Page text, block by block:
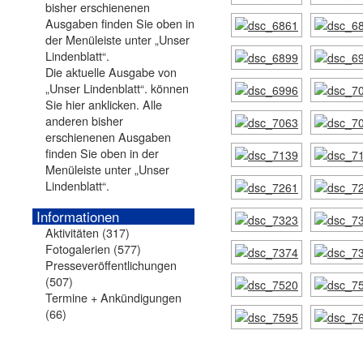
Die aktuelle Ausgabe von
„Unser Lindenblatt“. können
Sie hier anklicken. Alle
anderen bisher
erschienenen Ausgaben
finden Sie oben in der
Menüleiste unter „Unser
Lindenblatt“.
Informationen
Aktivitäten (317)
Fotogalerien (577)
Presseveröffentlichungen
(507)
Termine + Ankündigungen
(66)